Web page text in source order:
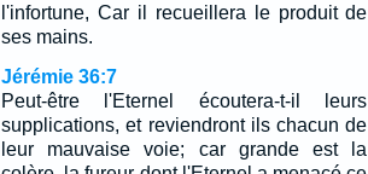
l'infortune, Car il recueillera le produit de
ses mains.
Jérémie 36:7
Peut-être l'Eternel écoutera-t-il leurs
supplications, et reviendront ils chacun de
leur mauvaise voie; car grande est la